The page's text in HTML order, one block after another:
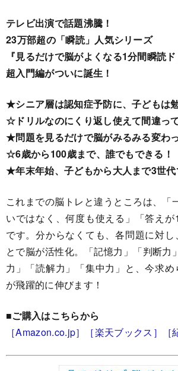
テレビ出演で話題沸騰！
23万部超の「瞬読」人気シリーズ
『見るだけで脳がよくなる1分間瞬読
超入門編がついに誕生！
★シニア層は認知症予防に、子どもは
☆ドリルなのにくり返し使えて間違っ
★問題を見るだけで脳がみるみる変わ
☆6歳から100歳まで、誰でもできる！
★年末年始、子どもから大人まで3世代
これまでの脳トレと違うところは、「
いではなく、何度も使える」「答えが
です。分からなくても、各問題に対
とで脳が活性化。「記憶力」「判断力
力」「読解力」「集中力」と、今求
が飛躍的に伸びます！
■ご購入はこちらから
［Amazon.co.jp］
［楽天ブックス］